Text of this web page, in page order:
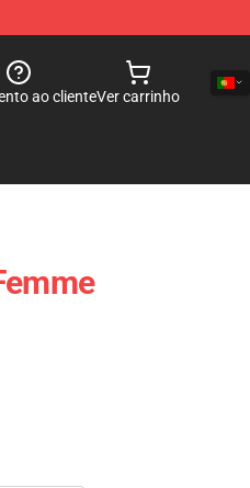
ao clienteVer carrinho